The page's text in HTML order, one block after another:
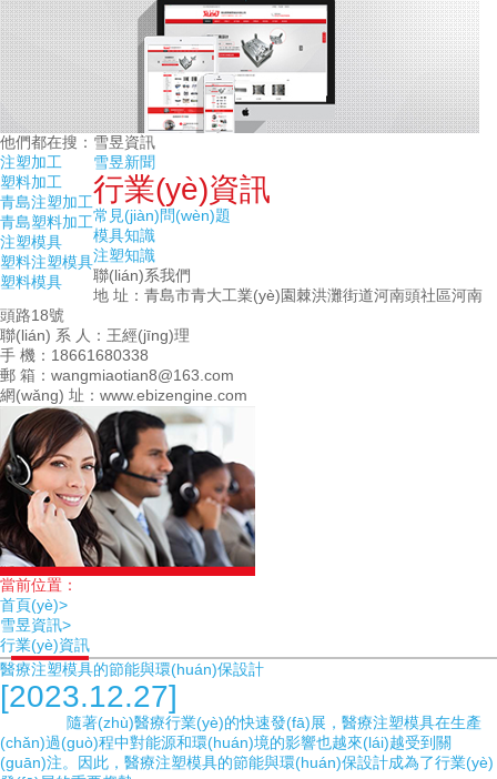
他們都在搜：
注塑加工
塑料加工
青島注塑加工
青島塑料加工
注塑模具
塑料注塑模具
塑料模具
雪昱資訊
雪昱新聞
行業(yè)資訊
常見(jiàn)問(wèn)題
模具知識
注塑知識
聯(lián)系我們
地 址：青島市青大工業(yè)園棘洪灘街道河南頭社區河南
頭路18號
聯(lián) 系 人：王經(jīng)理
手 機：18661680338
郵 箱：wangmiaotian8@163.com
網(wǎng) 址：www.ebizengine.com
當前位置：
首頁(yè)>
雪昱資訊>
行業(yè)資訊
醫療注塑模具的節能與環(huán)保設計
[2023.12.27]
隨著(zhù)醫療行業(yè)的快速發(fā)展，醫療注塑模具在生產
(chǎn)過(guò)程中對能源和環(huán)境的影響也越來(lái)越受到關
(guān)注。因此，醫療注塑模具的節能與環(huán)保設計成為了行業(yè)